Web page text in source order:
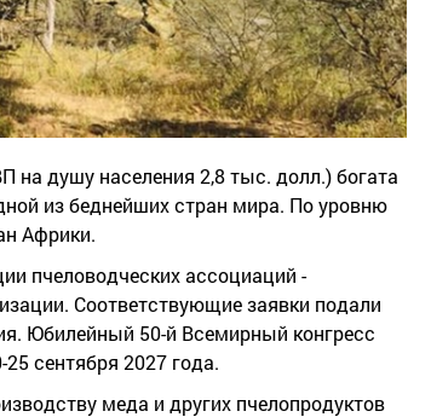
на душу населения 2,8 тыс. долл.) богата
из беднейших стран мира. По уровню
Африки.
пчеловодческих ассоциаций -
Соответствующие заявки подали
Юбилейный 50-й Всемирный конгресс
сентября 2027 года.
меда и других пчелопродуктов